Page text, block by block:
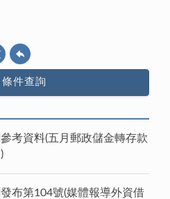
條件查詢
考資料(五月郵政儲金轉存款
布第104號(媒體報導外資借